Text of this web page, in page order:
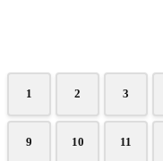
1 2 3
9 10 11